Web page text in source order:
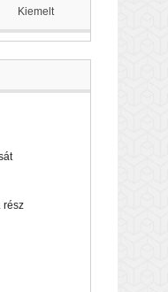
Kiemelt
rész